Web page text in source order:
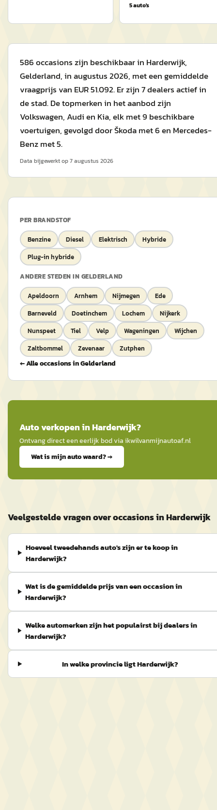
5auto's
586 occasions zijn beschikbaar in Harderwijk,
Gelderland, in augustus 2026, met een gemiddelde
vraagprijs van EUR 51.092. Er zijn 7 dealers actief in
de stad. De topmerken in het aanbod zijn
Volkswagen, Audi en Kia, elk met 9 beschikbare
voertuigen, gevolgd door Škoda met 6 en Mercedes-
Benz met 5.
Data bijgewerkt op7 augustus 2026
PER BRANDSTOF
Benzine Diesel Elektrisch
Hybride
Plug-in hybride
ANDERE STEDEN IN GELDERLAND
Apeldoorn Arnhem Nijmegen
Ede
Barneveld
Doetinchem Lochem
Nijkerk
Nunspeet
Tiel Velp Wageningen
Wijchen
Zaltbommel
Zevenaar Zutphen
← Alle occasions inGelderland
Autoverkopen inHarderwijk?
Ontvang direct een eerlijk bod viaikwilvanmijnautoaf.nl
Wat is mijn auto waard? →
Veelgestelde vragen over occasions in Harderwijk
Hoeveel tweedehands auto's zijn er te koop in
Harderwijk?
Wat is de gemiddelde prijs van een occasion in
Harderwijk?
Welke automerken zijn het populairst bij dealers in
Harderwijk?
In welke provincie ligt Harderwijk?